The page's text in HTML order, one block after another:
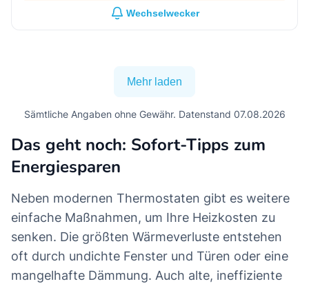
Wechselwecker
Mehr laden
Sämtliche Angaben ohne Gewähr. Datenstand 07.08.2026
Das geht noch: Sofort-Tipps zum
Energiesparen
Neben modernen Thermostaten gibt es weitere
einfache Maßnahmen, um Ihre Heizkosten zu
senken. Die größten Wärmeverluste entstehen
oft durch undichte Fenster und Türen oder eine
mangelhafte Dämmung. Auch alte, ineffiziente